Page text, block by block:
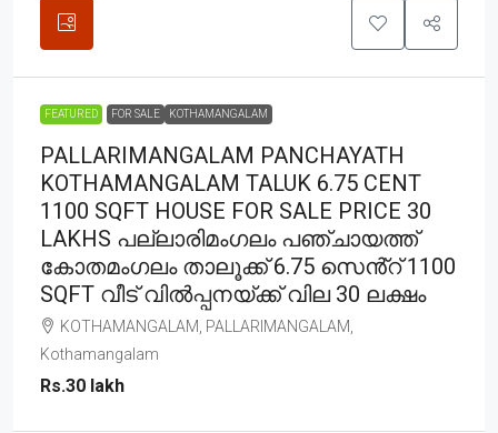
FEATURED FOR SALE KOTHAMANGALAM
PALLARIMANGALAM PANCHAYATH
KOTHAMANGALAM TALUK 6.75 CENT
1100 SQFT HOUSE FOR SALE PRICE 30
LAKHS പല്ലാരിമംഗലം പഞ്ചായത്ത്
കോതമംഗലം താലൂക്ക് 6.75 സെൻ്റ് 1100
SQFT വീട് വിൽപ്പനയ്ക്ക് വില 30 ലക്ഷം
KOTHAMANGALAM, PALLARIMANGALAM,
Kothamangalam
Rs.30 lakh